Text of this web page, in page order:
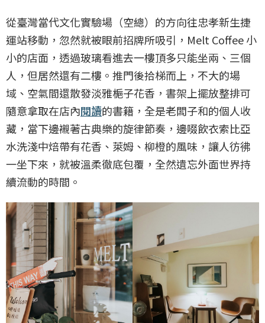
從臺灣當代文化實驗場（空總）的方向往忠孝新生捷
運站移動，忽然就被眼前招牌所吸引，Melt Coffee 小
小的店面，透過玻璃看進去一樓頂多只能坐兩、三個
人，但居然還有二樓。推門後拾梯而上，不大的場
域、空氣間還散發淡雅梔子花香，書架上擺放整排可
隨意拿取在店內閱讀的書籍，全是老闆子和的個人收
藏，當下邊襯著古典樂的旋律節奏，邊啜飲衣索比亞
水洗淺中焙帶有花香、萊姆、柳橙的風味，讓人彷彿
一坐下來，就被溫柔徹底包覆，全然遺忘外面世界持
續流動的時間。